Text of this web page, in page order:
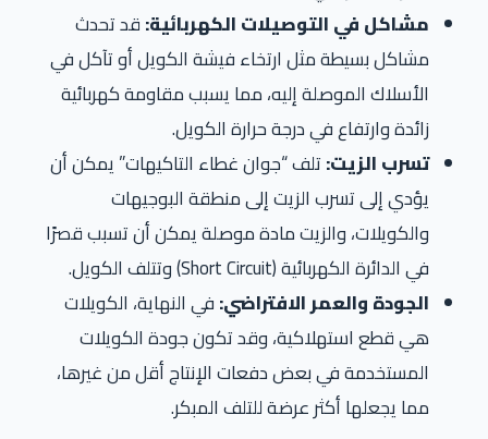
مشاكل في التوصيلات الكهربائية:قد تحدث
مشاكل بسيطة مثل ارتخاء فيشة الكويل أو تآكل في
الأسلاك الموصلة إليه، مما يسبب مقاومة كهربائية
زائدة وارتفاع في درجة حرارة الكويل.
تسرب الزيت:تلف “جوان غطاء التاكيهات” يمكن أن
يؤدي إلى تسرب الزيت إلى منطقة البوجيهات
والكويلات، والزيت مادة موصلة يمكن أن تسبب قصرًا
في الدائرة الكهربائية (Short Circuit) وتتلف الكويل.
الجودة والعمر الافتراضي:في النهاية، الكويلات
هي قطع استهلاكية، وقد تكون جودة الكويلات
المستخدمة في بعض دفعات الإنتاج أقل من غيرها،
مما يجعلها أكثر عرضة للتلف المبكر.